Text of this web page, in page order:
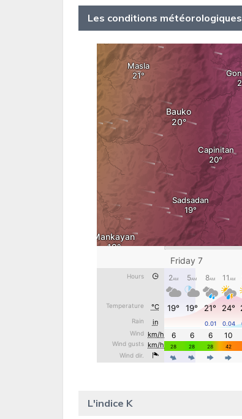
Les conditions météorologiques
L'indice K